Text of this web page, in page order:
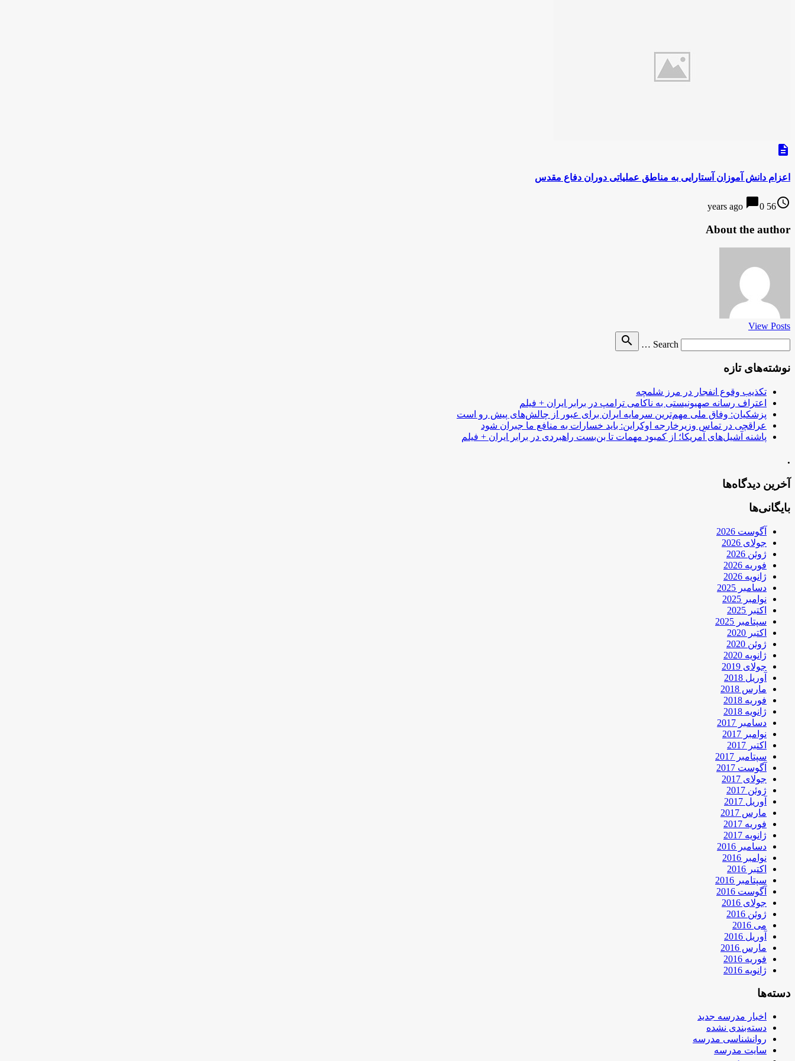
description
اعزام دانش آموزان آستارایی به مناطق عملیاتی دوران دفاع مقدس
access_time
56 years ago
chat_bubble0
About the author
View Posts
Search …
search
نوشته‌های تازه
تکذیب وقوع انفجار در مرز شلمچه
اعتراف رسانه صهیونیستی به ناکامی ترامپ در برابر ایران + فیلم
پزشکیان: وفاق ملی مهم‌ترین سرمایه ایران برای عبور از چالش‌های پیش رو است
عراقچی در تماس وزیرخارجه اوکراین: باید خسارات به منافع ما جبران شود
پاشنه آشیل‌های آمریکا؛ از کمبود مهمات تا بن‌بست راهبردی در برابر ایران + فیلم
.
آخرین دیدگاه‌ها
بایگانی‌ها
آگوست 2026
جولای 2026
ژوئن 2026
فوریه 2026
ژانویه 2026
دسامبر 2025
نوامبر 2025
اکتبر 2025
سپتامبر 2025
اکتبر 2020
ژوئن 2020
ژانویه 2020
جولای 2019
آوریل 2018
مارس 2018
فوریه 2018
ژانویه 2018
دسامبر 2017
نوامبر 2017
اکتبر 2017
سپتامبر 2017
آگوست 2017
جولای 2017
ژوئن 2017
آوریل 2017
مارس 2017
فوریه 2017
ژانویه 2017
دسامبر 2016
نوامبر 2016
اکتبر 2016
سپتامبر 2016
آگوست 2016
جولای 2016
ژوئن 2016
می 2016
آوریل 2016
مارس 2016
فوریه 2016
ژانویه 2016
دسته‌ها
اخبار مدرسه جدید
دسته‌بندی نشده
روانشناسی مدرسه
سایت مدرسه